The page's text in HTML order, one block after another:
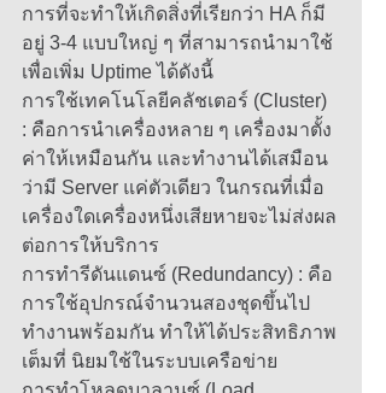
การที่จะทำให้เกิดสิ่งที่เรียกว่า HA ก็มี
อยู่ 3-4 แบบใหญ่ ๆ ที่สามารถนำมาใช้
เพื่อเพิ่ม Uptime ได้ดังนี้
การใช้เทคโนโลยีคลัชเตอร์ (Cluster)
: คือการนำเครื่องหลาย ๆ เครื่องมาตั้ง
ค่าให้เหมือนกัน และทำงานได้เสมือน
ว่ามี Server แค่ตัวเดียว ในกรณที่เมื่อ
เครื่องใดเครื่องหนึ่งเสียหายจะไม่ส่งผล
ต่อการให้บริการ
การทำรีดันแดนซ์ (Redundancy) : คือ
การใช้อุปกรณ์จำนวนสองชุดขึ้นไป
ทำงานพร้อมกัน ทำให้ได้ประสิทธิภาพ
เต็มที่ นิยมใช้ในระบบเครือข่าย